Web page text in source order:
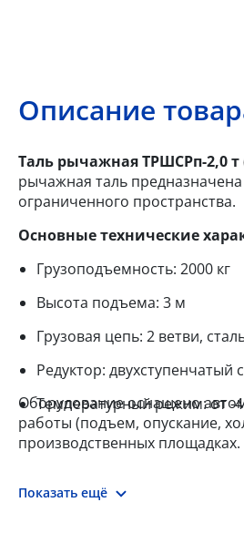
Описание
Таль рычажная ТРШСРп-2,0 т
рычажная таль
ограниченного пространства.
Основные технические
Грузоподъемность: 2000 кг
Высота подъема: 3 м
Грузовая цепь: 2 ветви,
Редуктор: двухступенчатый
Температурный режим: от -
Оборудование оснащено
работы (подъем, опускание,
производственных площадках.
Показать ещё